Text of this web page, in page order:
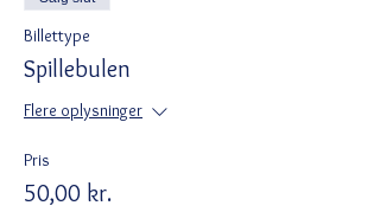
Billettype
Spillebulen
Flere oplysninger
Pris
50,00 kr.